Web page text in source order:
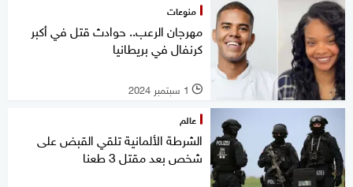
منوعات
مهرجان الرعب.. حوادث قتل في أكبر
كرنفال في بريطانيا
l 1 سبتمبر 2024
عالم
الشرطة الألمانية تلقي القبض على
شخص بعد مقتل 3 طعنا